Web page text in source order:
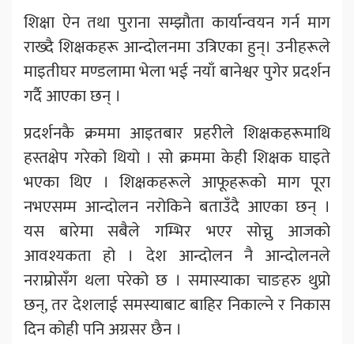
शिक्षा ऐन तथा पुराना सम्झौता कार्यान्वयन गर्न माग
राख्दै शिक्षकहरू आन्दोलनमा उत्रिएका हुन्। उनीहरूले
माइतीघर मण्डलामा भेला भई नयाँ बानेश्वर पुगेर प्रदर्शन
गर्दै आएका छन् ।
प्रदर्शनकै क्रममा आइतबार प्रहरीले शिक्षकहरूमाथि
हस्तक्षेप गरेको थियो । सो क्रममा केही शिक्षक घाइते
भएका थिए । शिक्षकहरूले आफूहरूको माग पूरा
नभएसम्म आन्दोलन नरोकिने बताउँदै आएका छन् ।
यस बारेमा सबैले गम्भिर भएर सोच्नु आजको
आवश्यकता हो । देश आन्दोलन नै आन्दोलनले
नराम्रोसँग थला परेको छ । समास्याका चाङहरु थुप्रो
छन्, तर देशलाई समस्याबाट बाहिर निकाल्ने र निकास
दिन कोही पनि अग्रसर छैन ।